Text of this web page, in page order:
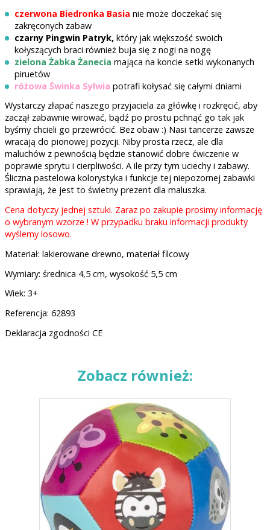
czerwona Biedronka Basia nie może doczekać się
zakręconych zabaw
czarny Pingwin Patryk, który jak większość swoich
kołyszących braci również buja się z nogi na nogę
zielona Żabka Żanecia mająca na koncie setki wykonanych
piruetów
różowa Świnka Sylwia potrafi kołysać się całymi dniami
Wystarczy złapać naszego przyjaciela za główkę i rozkręcić, aby
zaczął zabawnie wirować, bądź po prostu pchnąć go tak jak
byśmy chcieli go przewrócić. Bez obaw :) Nasi tancerze zawsze
wracają do pionowej pozycji. Niby prosta rzecz, ale dla
maluchów z pewnością będzie stanowić dobre ćwiczenie w
poprawie sprytu i cierpliwości. A ile przy tym uciechy i zabawy.
Śliczna pastelowa kolorystyka i funkcje tej niepozornej zabawki
sprawiają, że jest to świetny prezent dla maluszka.
Cena dotyczy jednej sztuki. Zaraz po zakupie prosimy informację
o wybranym wzorze ! W przypadku braku informacji produkty
wyślemy losowo.
Materiał: lakierowane drewno, materiał filcowy
Wymiary: średnica 4,5 cm, wysokość 5,5 cm
Wiek: 3+
Referencja: 62893
Deklaracja zgodności CE
Zobacz również: